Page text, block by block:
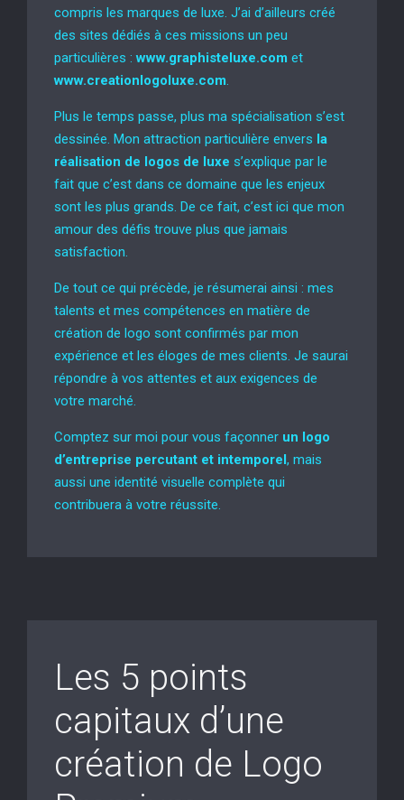
compris les marques de luxe. J’ai d’ailleurs créé
des sites dédiés à ces missions un peu
particulières :www.graphisteluxe.com et
www.creationlogoluxe.com.
Plus le temps passe, plus ma spécialisation s’est
dessinée. Mon attraction particulière envers la
réalisation de logos de luxe s’explique par le
fait que c’est dans ce domaine que les enjeux
sont les plus grands. De ce fait, c’est ici que mon
amour des défis trouve plus que jamais
satisfaction.
De tout ce qui précède, je résumerai ainsi : mes
talents et mes compétences en matière de
création de logo sont confirmés par mon
expérience et les éloges de mes clients. Je saurai
répondre à vos attentes et aux exigences de
votre marché.
Comptez sur moi pour vous façonner un logo
d’entreprise percutant et intemporel , mais
aussi une identité visuelle complète qui
contribuera à votre réussite.
Les 5 points
capitaux d’une
création de Logo